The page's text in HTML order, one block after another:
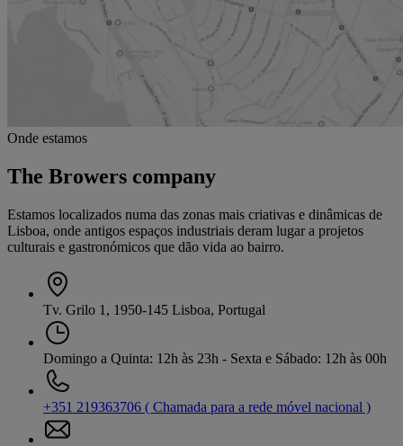
Onde estamos
The Browers company
Estamos localizados numa das zonas mais criativas e dinâmicas de
Lisboa, onde antigos espaços industriais deram lugar a projetos
culturais e gastronómicos que dão vida ao bairro.
Tv. Grilo 1, 1950-145 Lisboa, Portugal
Domingo a Quinta: 12h às 23h - Sexta e Sábado: 12h às 00h
+351 219363706 ( Chamada para a rede móvel nacional )